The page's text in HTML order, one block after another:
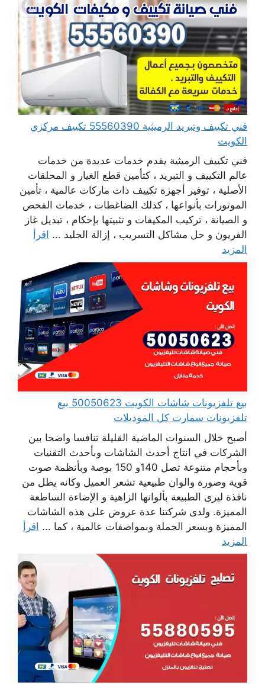
فني تكييف وتبريد الرميثية 55560390 تكييف مركزي
الكويت
فني تكييف الرميثية يقدم خدمات عديدة من خدمات
عالم التكييف و التبريد ، كتأمين قطع الغيار و المحلقات
الأصلية ، توفير أجهزة تكييف ذات ماركات عالمية ، تأمين
الموتورات بأنواعها ، كذلك الضاغطات ، خدمات الفحص
و الصيانة ، تركيب المكيفات و تثبيتها بإحكام ، تبديل غاز
الفريون و حل مشاكل التسريب ، إزالة الجليد ... اقرأ
المزيد
بيع تلفزيونات شاشات الكويت 50050623 بيع
تلفزيونات سمارت كل الموديلات
أصبح خلال السنوات الماضية القليلة تنافسا واضحا بين
الشركات في انتاج أحدث الشاشات وبأحدث التقنيات
وبأحجام متنوعة تصل 140و 150 بوصة وبأنظمة صوت
قوية وصورة والوان طبيعية تشعر العميل وكانه يطل من
نافذة ليرى الطبيعة بألوانها الزاهية و الإضاءة الساطعة
المميزة. ولدى شركتنا عدة عروض على هذه الشاشات
المميزة وبسعر الجملة وبمواصفات عالمية ، كما ... اقرأ
المزيد